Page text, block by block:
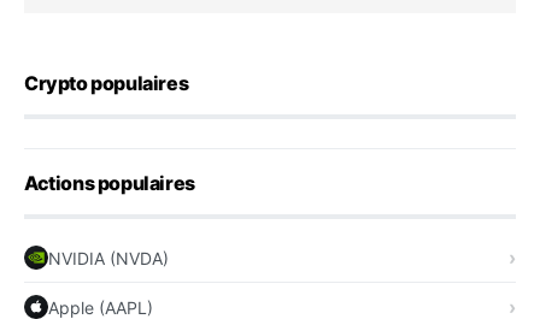
Crypto populaires
Actions populaires
NVIDIA (NVDA)
Apple (AAPL)